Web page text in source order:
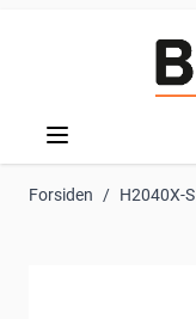
Forsiden / H2040X-S